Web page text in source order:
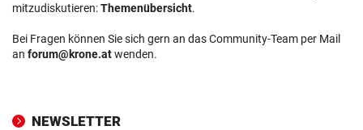
mitzudiskutieren:Themenübersicht.
Bei Fragen können Sie sich gern an das Community-Team per Mail
an forum@krone.atwenden.
NEWSLETTER